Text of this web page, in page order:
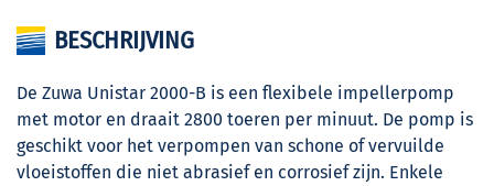
BESCHRIJVING
De Zuwa Unistar 2000-B is een flexibele impellerpomp
met motor en draait 2800 toeren per minuut. De pomp is
geschikt voor het verpompen van schone of vervuilde
vloeistoffen die niet abrasief en corrosief zijn. Enkele